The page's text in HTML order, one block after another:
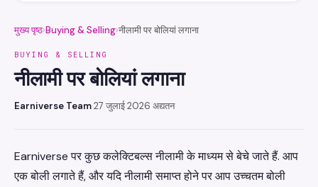
मुख्य पृष्ठ›Buying & Selling›नीलामी पर बोलियां लगाना
BUYING & SELLING
नीलामी पर बोलियां लगाना
Earniverse Team·27 जुलाई 2026 अद्यतन
Earniverse पर कुछ कलेक्टिबल्स नीलामी के माध्यम से बेचे जाते हैं. आप
एक बोली लगाते हैं, और यदि नीलामी समाप्त होने पर आप उच्चतम बोली